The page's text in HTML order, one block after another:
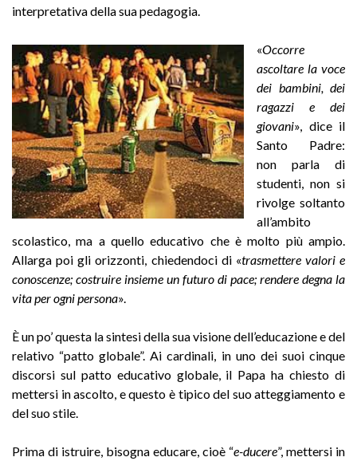
interpretativa della sua pedagogia.
«Occorre
ascoltare la voce
dei bambini, dei
ragazzi e dei
giovani», dice il
Santo Padre:
non parla di
studenti, non si
rivolge soltanto
all’ambito
scolastico, ma a quello educativo che è molto più ampio.
Allarga poi gli orizzonti, chiedendoci di «trasmettere valori e
conoscenze; costruire insieme un futuro di pace; rendere degna la
vita per ogni persona».
È un po’ questa la sintesi della sua visione dell’educazione e del
relativo “patto globale”. Ai cardinali, in uno dei suoi cinque
discorsi sul patto educativo globale, il Papa ha chiesto di
mettersi in ascolto, e questo è tipico del suo atteggiamento e
del suo stile.
Prima di istruire, bisogna educare, cioè “e-ducere”, mettersi in